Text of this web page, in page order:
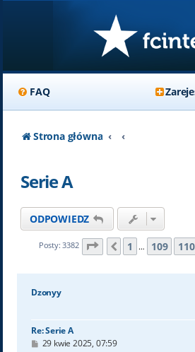
FAQ
Strona główna
Serie A
ODPOWIEDZ
Posty: 3382 Strona 113 z113
Poprzednia
1 … 109 110
Dzonyy
Re: Serie A
P29 kwie 2025, 07:59